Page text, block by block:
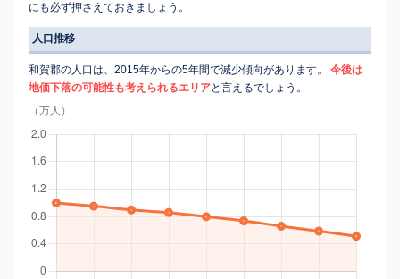
にも必ず押さえておきましょう。
人口推移
和賀郡の人口は、2015年からの5年間で減少傾向があります。
今後は
地価下落の可能性も考えられるエリアと言えるでしょう。
（万人）